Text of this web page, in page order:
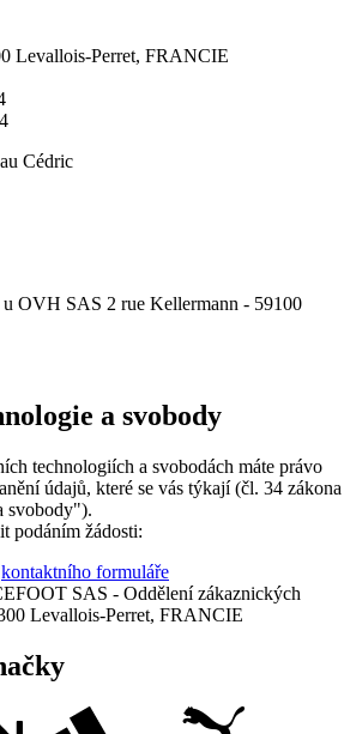
Levallois-Perret, FRANCIE
Cédric
u OVH SAS 2 rue Kellermann - 59100
a svobody
technologiích a svobodách máte právo
údajů, které se vás týkají (čl. 34 zákona
svobody").
podáním žádosti:
kontaktního formuláře
SAS - Oddělení zákaznických
Levallois-Perret, FRANCIE